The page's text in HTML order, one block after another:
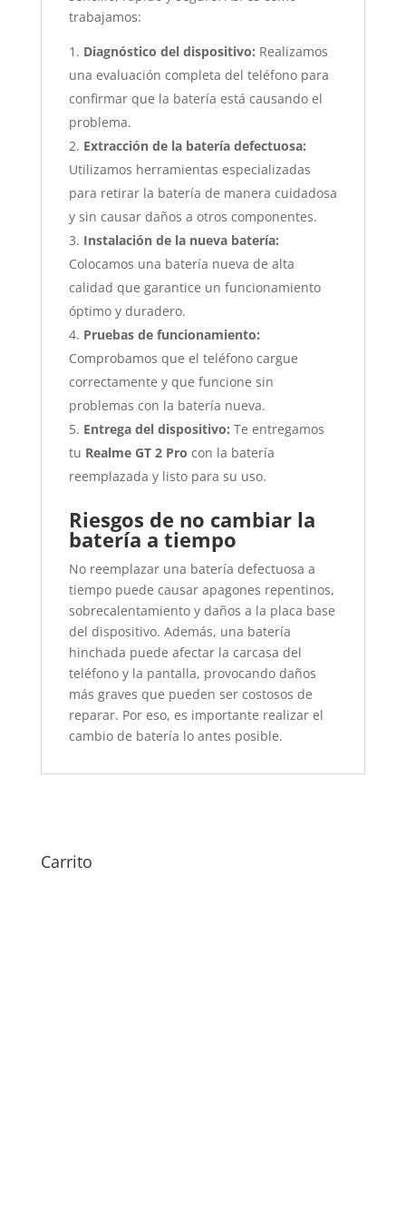
trabajamos:
Diagnóstico del dispositivo: Realizamos
una evaluación completa del teléfono para
confirmar que la batería está causando el
problema.
Extracción de la batería defectuosa:
Utilizamos herramientas especializadas
para retirar la batería de manera cuidadosa
y sin causar daños a otros componentes.
Instalación de la nueva batería:
Colocamos una batería nueva de alta
calidad que garantice un funcionamiento
óptimo y duradero.
Pruebas de funcionamiento:
Comprobamos que el teléfono cargue
correctamente y que funcione sin
problemas con la batería nueva.
Entrega del dispositivo: Te entregamos
tu Realme GT 2 Pro con la batería
reemplazada y listo para su uso.
Riesgos de no cambiar la
batería a tiempo
No reemplazar una batería defectuosa a
tiempo puede causar apagones repentinos,
sobrecalentamiento y daños a la placa base
del dispositivo. Además, una batería
hinchada puede afectar la carcasa del
teléfono y la pantalla, provocando daños
más graves que pueden ser costosos de
reparar. Por eso, es importante realizar el
cambio de batería lo antes posible.
Carrito